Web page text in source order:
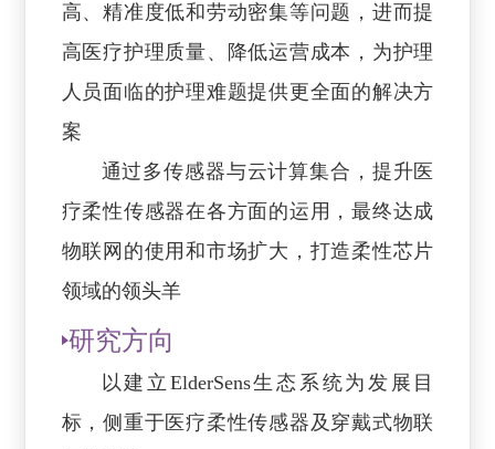
高、精准度低和劳动密集等问题，进而提
高医疗护理质量、降低运营成本，为护理
人员面临的护理难题提供更全面的解决方
案
通过多传感器与云计算集合，提升医
疗柔性传感器在各方面的运用，最终达成
物联网的使用和市场扩大，打造柔性芯片
领域的领头羊
研究方向
以建立ElderSens生态系统为发展目
标，侧重于医疗柔性传感器及穿戴式物联